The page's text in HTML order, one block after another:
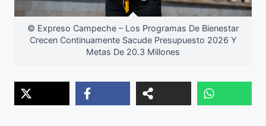
© Expreso Campeche – Los Programas De Bienestar
Crecen Continuamente Sacude Presupuesto 2026 Y
Metas De 20.3 Millones